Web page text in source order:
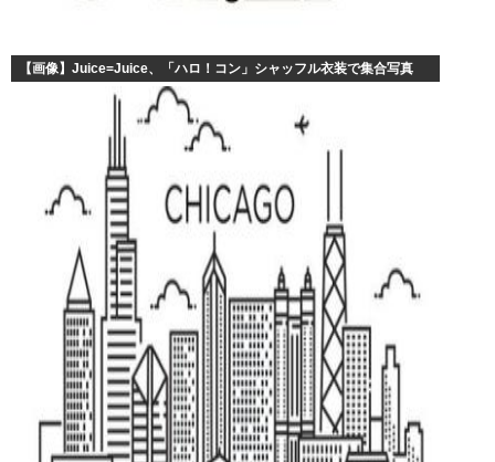
【画像】Juice=Juice、「ハロ！コン」シャッフル衣装で集合写真